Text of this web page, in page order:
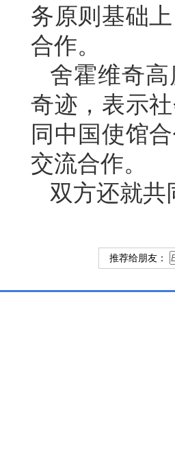
务原则基础
合作。
舍霍维奇
奇迹，表示
同中国使馆
交流合作。
双方还就共
推荐给朋友：